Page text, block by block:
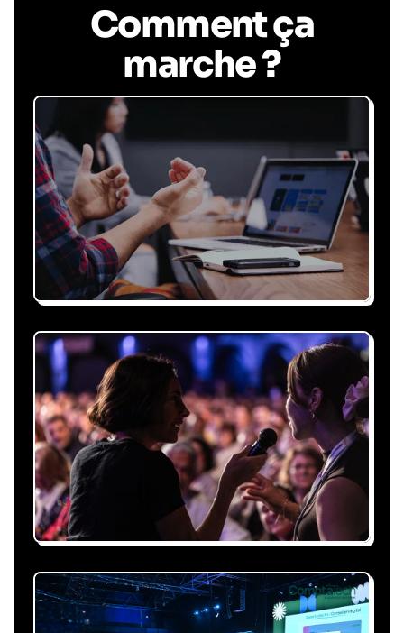
Comment ça
marche ?
Recevez une proposition
sous 24h
Expliquez-nous vos besoins, on vous répond
sous 24h avec une proposition
personnalisée, claire et adaptée à votre
événement et à vos contraintes.
Nous nous occupons de
tout